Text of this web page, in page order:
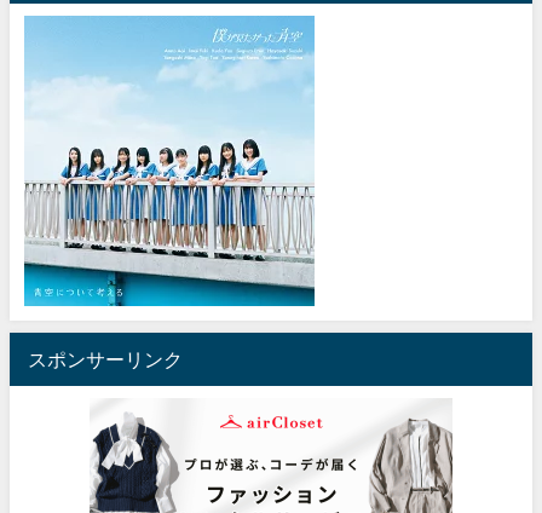
スポンサーリンク